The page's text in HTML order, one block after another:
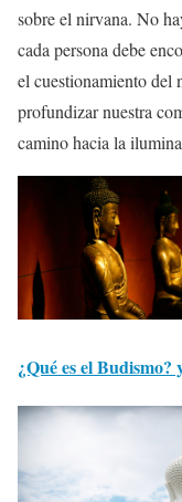
sobre el nirvana. No
cada persona debe
el cuestionamiento del
profundizar nuestra
camino hacia la
¿Qué es el Budismo?